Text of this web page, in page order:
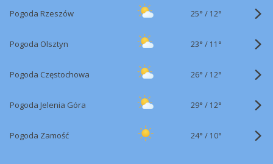
Pogoda Rzeszów 25° / 12°
Pogoda Olsztyn 23° / 11°
Pogoda Częstochowa 26° / 12°
Pogoda Jelenia Góra 29° / 12°
Pogoda Zamość 24° / 10°